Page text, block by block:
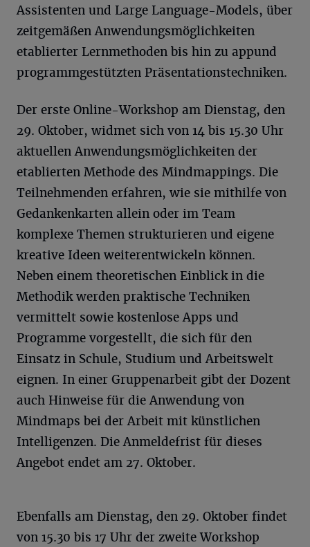
Assistenten und Large Language-Models, über
zeitgemäßen Anwendungsmöglichkeiten
etablierter Lernmethoden bis hin zu appund
programmgestützten Präsentationstechniken.
Der erste Online-Workshop am Dienstag, den
29. Oktober, widmet sich von 14 bis 15.30 Uhr
aktuellen Anwendungsmöglichkeiten der
etablierten Methode des Mindmappings. Die
Teilnehmenden erfahren, wie sie mithilfe von
Gedankenkarten allein oder im Team
komplexe Themen strukturieren und eigene
kreative Ideen weiterentwickeln können.
Neben einem theoretischen Einblick in die
Methodik werden praktische Techniken
vermittelt sowie kostenlose Apps und
Programme vorgestellt, die sich für den
Einsatz in Schule, Studium und Arbeitswelt
eignen. In einer Gruppenarbeit gibt der Dozent
auch Hinweise für die Anwendung von
Mindmaps bei der Arbeit mit künstlichen
Intelligenzen. Die Anmeldefrist für dieses
Angebot endet am 27. Oktober.
Ebenfalls am Dienstag, den 29. Oktober findet
von 15.30 bis 17 Uhr der zweite Workshop